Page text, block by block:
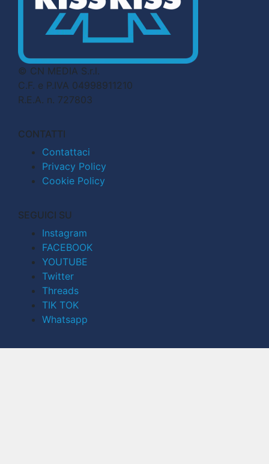
© CN MEDIA S.r.l.
C.F. e P.IVA 04998911210
R.E.A. n. 727803
CONTATTI
Contattaci
Privacy Policy
Cookie Policy
SEGUICI SU
Instagram
FACEBOOK
YOUTUBE
Twitter
Threads
TIK TOK
Whatsapp